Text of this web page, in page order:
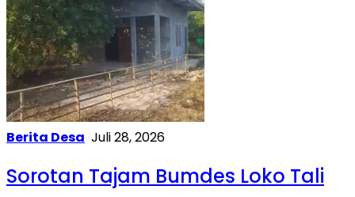
Berita Desa Juli 28, 2026
Sorotan Tajam Bumdes Loko Tali